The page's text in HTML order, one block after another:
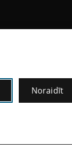
Noraidīt